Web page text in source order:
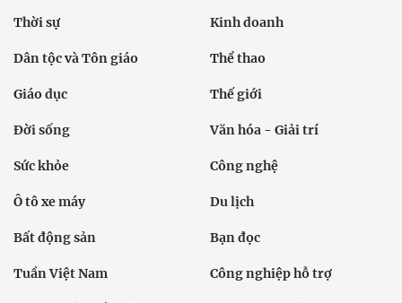
Thời sự Kinh doanh
Dân tộc và Tôn giáo Thể thao
Giáo dục Thế giới
Đời sống Văn hóa - Giải trí
Sức khỏe Công nghệ
Ô tô xe máy Du lịch
Bất động sản Bạn đọc
Tuần Việt Nam Công nghiệp hỗ trợ